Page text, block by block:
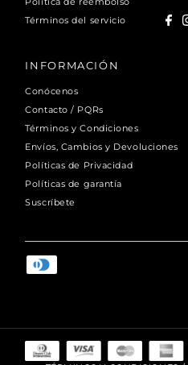
Términos del servicio
INFORMACIÓN
Conócenos
Contacto / PQRs
Términos y Condiciones
Envíos, Cambios y Devoluciones
Políticas de Privacidad
Políticas de garantía
Suscríbete